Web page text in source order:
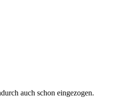
auch schon eingezogen.